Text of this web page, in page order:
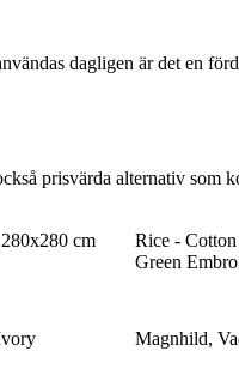
dagligen är det en
prisvärda alternativ som
cm
Rice -
Green
Magnhild,